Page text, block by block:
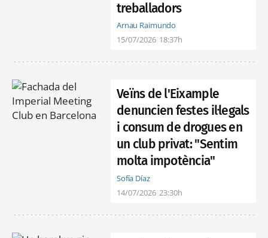
treballadors
Arnau Raimundo
15/07/2026 18:37h
Veïns de l'Eixample
denuncien festes il·legals
i consum de drogues en
un club privat: "Sentim
molta impotència"
Sofía Díaz
14/07/2026 23:30h